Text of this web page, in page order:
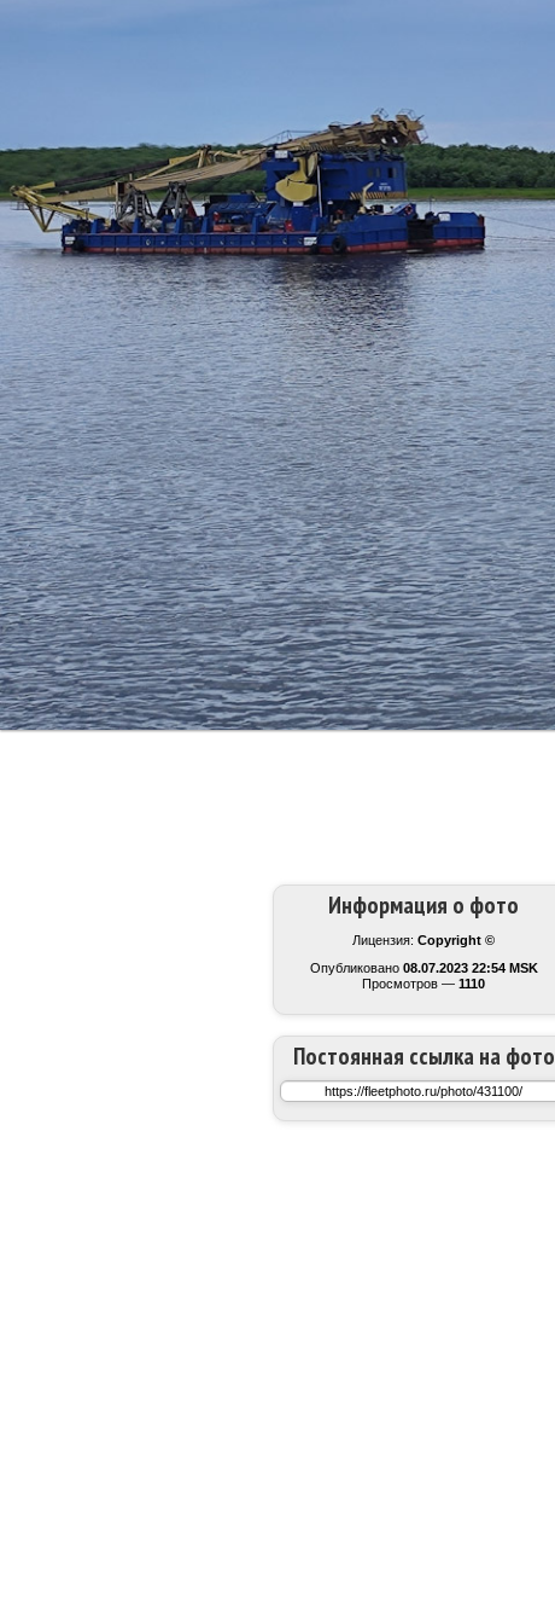
Информация о фото
Лицензия: Copyright ©
Опубликовано 08.07.2023 22:54 MSK
Просмотров — 1110
Постоянная ссылка на фото